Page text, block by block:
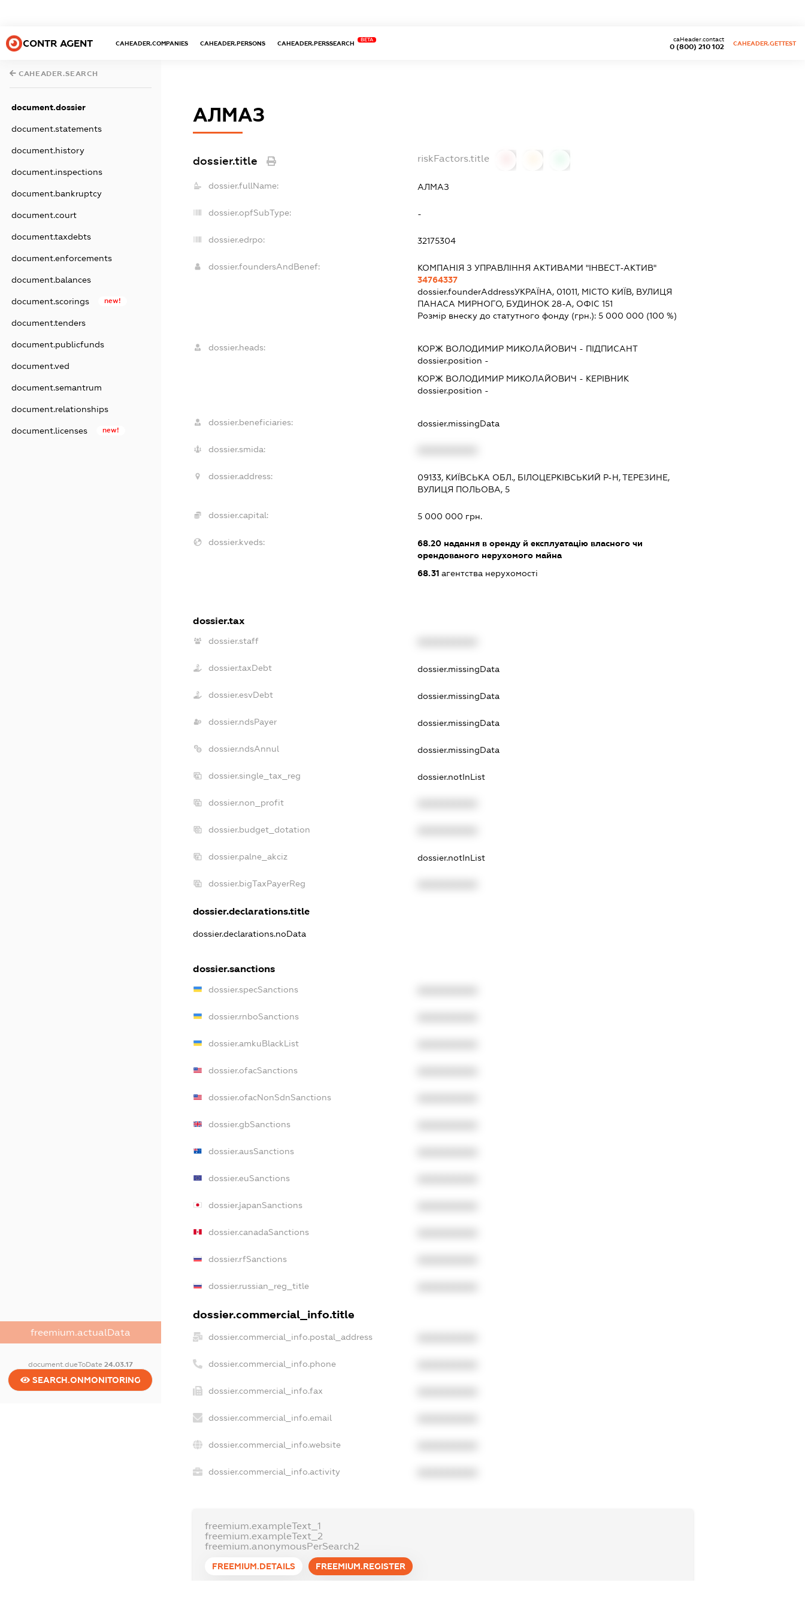
CONTR AGENT CAHEADER.COMPANIES CAHEADER.PERSONS CAHEADER.PERSSEARCH
BETA
0 (800) 210 102
caHeader.contact
CAHEADER.GETTEST
CAHEADER.SEARCH
document.dossier
document.statements
document.history
document.inspections
document.bankruptcy
document.court
document.taxdebts
document.enforcements
document.balances
document.scorings new!
document.tenders
document.publicfunds
document.ved
document.semantrum
document.relationships
document.licenses new!
freemium.actualData
document.dueToDate 24.03.17
SEARCH.ONMONITORING
АЛМАЗ
dossier.title riskFactors.title
dossier.fullName: АЛМАЗ
dossier.opfSubType: -
dossier.edrpo: 32175304
dossier.foundersAndBenef:
КОМПАНІЯ З УПРАВЛІННЯ АКТИВАМИ "ІНВЕСТ-АКТИВ"
34764337
dossier.founderAddressУКРАЇНА, 01011, МІСТО КИЇВ, ВУЛИЦЯ
ПАНАСА МИРНОГО, БУДИНОК 28-А, ОФІС 151
Розмір внеску до статутного фонду (грн.):5 000 000 (100 %)
dossier.heads: КОРЖ ВОЛОДИМИР МИКОЛАЙОВИЧ - ПІДПИСАНТ
dossier.position -
КОРЖ ВОЛОДИМИР МИКОЛАЙОВИЧ - КЕРІВНИК
dossier.position -
dossier.beneficiaries: dossier.missingData
dossier.smida:
dossier.address:
09133, КИЇВСЬКА ОБЛ., БІЛОЦЕРКІВСЬКИЙ Р-Н, ТЕРЕЗИНЕ,
ВУЛИЦЯ ПОЛЬОВА, 5
dossier.capital: 5 000 000 грн.
dossier.kveds: 68.20 надання в оренду й експлуатацію власного чи
орендованого нерухомого майна
68.31 агентства нерухомості
dossier.tax
dossier.staff
dossier.taxDebt dossier.missingData
dossier.esvDebt dossier.missingData
dossier.ndsPayer dossier.missingData
dossier.ndsAnnul dossier.missingData
dossier.single_tax_reg dossier.notInList
dossier.non_profit
dossier.budget_dotation
dossier.palne_akciz dossier.notInList
dossier.bigTaxPayerReg
dossier.declarations.title
dossier.declarations.noData
dossier.sanctions
dossier.specSanctions
dossier.rnboSanctions
dossier.amkuBlackList
dossier.ofacSanctions
dossier.ofacNonSdnSanctions
dossier.gbSanctions
dossier.ausSanctions
dossier.euSanctions
dossier.japanSanctions
dossier.canadaSanctions
dossier.rfSanctions
dossier.russian_reg_title
dossier.commercial_info.title
dossier.commercial_info.postal_address
dossier.commercial_info.phone
dossier.commercial_info.fax
dossier.commercial_info.email
dossier.commercial_info.website
dossier.commercial_info.activity
freemium.exampleText_1
freemium.exampleText_2
freemium.anonymousPerSearch2
FREEMIUM.DETAILS FREEMIUM.REGISTER